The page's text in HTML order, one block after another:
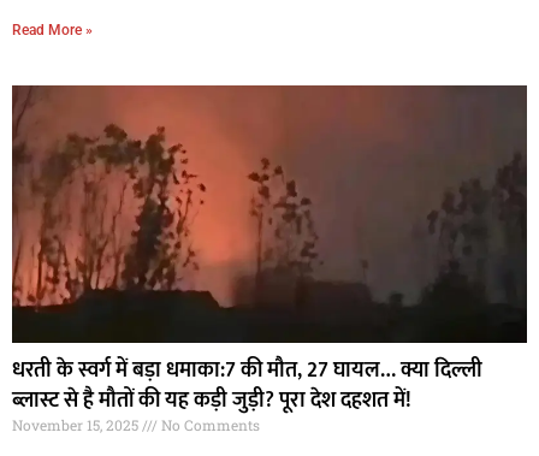
Read More »
धरती के स्वर्ग में बड़ा धमाका:7 की मौत, 27 घायल… क्या दिल्ली
ब्लास्ट से है मौतों की यह कड़ी जुड़ी? पूरा देश दहशत में!
November 15, 2025 No Comments